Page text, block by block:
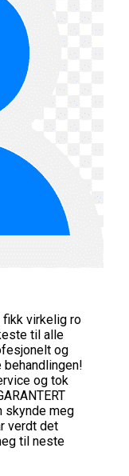
fikk virkelig ro
til alle
og
og tok
skynde meg
verdt det
til neste